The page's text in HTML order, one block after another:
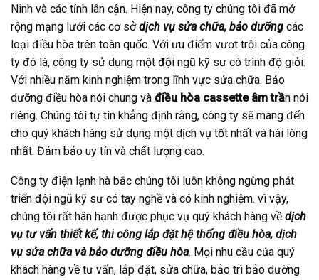
Ninh và các tỉnh lân cận. Hiện nay, công ty chúng tôi đã mở
rộng mạng lưới các cơ sởdịch vụ sửa chữa, bảo dưỡng các
loại điều hòa trên toàn quốc. Với ưu điểm vượt trội của công
ty đó là, công ty sử dụng một đội ngũ kỹ sư có trình độ giỏi.
Với nhiều năm kinh nghiệm trong lĩnh vực sửa chữa. Bảo
dưỡng điều hòa nói chung và điều hòa cassette âm trần nói
riêng. Chúng tôi tự tin khẳng định rằng, công ty sẽ mang đến
cho quý khách hàng sử dụng một dịch vụ tốt nhất và hài lòng
nhất. Đảm bảo uy tín và chất lượng cao.
Công ty điện lạnh hà bắc chúng tôi luôn không ngừng phát
triển đội ngũ kỹ sư có tay nghề và có kinh nghiệm. vì vậy,
chúng tôi rất hân hạnh được phục vụ quý khách hàng về dịch
vụ tư vấn thiết kế, thi công lắp đặt hệ thống điều hòa, dịch
vụ sửa chữa và bảo dưỡng điều hòa. Mọi nhu cầu của quý
khách hàng về tư vấn, lắp đặt, sửa chữa, bảo trì bảo dưỡng